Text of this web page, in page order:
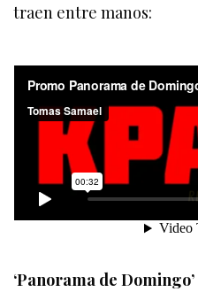
traen entre manos:
‘Panorama de Domingo’